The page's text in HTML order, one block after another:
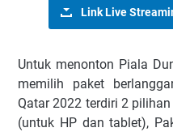
Link Live
Untuk menonton Piala
memilih paket
Qatar 2022 terdiri 2
(untuk HP dan tablet),